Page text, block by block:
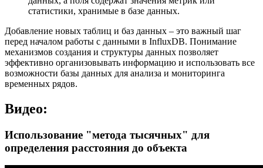
статистики, хранимые в базе данных.
Добавление новых таблиц и баз данных – это важный шаг
перед началом работы с данными в InfluxDB. Понимание
механизмов создания и структуры данных позволяет
эффективно организовывать информацию и использовать все
возможности базы данных для анализа и мониторинга
временных рядов.
Видео:
Использование "метода тысячных" для
определения расстояния до объекта